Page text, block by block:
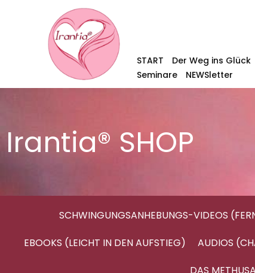
START Der Weg ins Glück
Seminare
NEWSletter
Irantia® SHOP
SCHWINGUNGSANHEBUNGS-VIDEOS
EBOOKS (LEICHT IN DEN AUFSTIEG)
AUDIOS